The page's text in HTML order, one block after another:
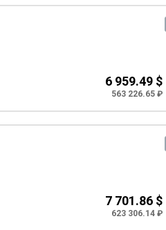
6 959.49 $
563 226.65 ₽
7 701.86 $
623 306.14 ₽